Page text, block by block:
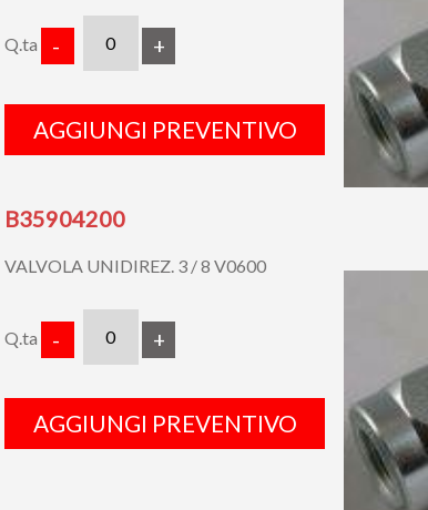
Q.ta - +
AGGIUNGI PREVENTIVO
B35904200
VALVOLA UNIDIREZ. 3 / 8 V0600
Q.ta - +
AGGIUNGI PREVENTIVO